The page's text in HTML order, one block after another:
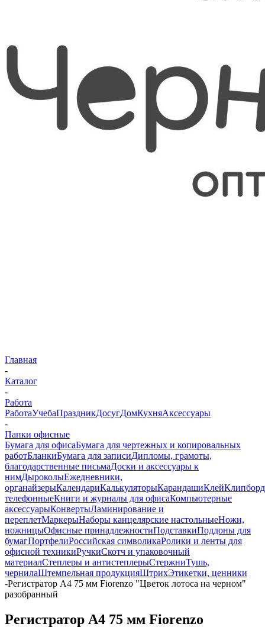
Главная
-
Каталог
-
Работа
РаботаУчебаПраздникДосугДомКухняАксессуары
-
Папки офисные
Бумага для офисаБумага для чертежных и копировальных
работБланкиБумага для записиДипломы, грамоты,
благодарственные письмаДоски и аксессуары к
нимДыроколыЕжедневники,
органайзерыКалендариКалькуляторыКарандашиКлей
телефонныеКниги и журналы для офисаКомпьютерные
аксессуарыКонвертыЛаминирование и
переплетМаркерыНаборы канцелярские настольныеНожи,
ножницыОфисные принадлежностиПодставкиПоддоны для
бумагПортфелиРоссийская символикаРолики и ленты для
офисной техникиРучкиСкотч и упаковочный
материалСтеплеры и антистеплерыСтержниТушь,
чернилаШтемпельная продукцияШтрихЭтикетки, ценники
-Регистратор А4 75 мм Fiorenzo "Цветок лотоса на черном"
разобранный
Регистратор А4 75 мм Fiorenzo